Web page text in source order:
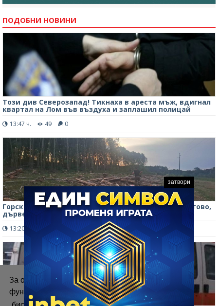
За осигуряване на правилното
функциониране на уебсайта ние използваме
ПОДОБНИ НОВИНИ
Този див Северозапад! Тикнаха в ареста мъж, вдигнал
квартал на Лом във въздуха и заплашил полицай
13:47 ч. 49 0
Горски служители установиха незаконна сеч в Брегово,
дървесината е задържана /снимки/
13:20 ч. 165 0
затвори